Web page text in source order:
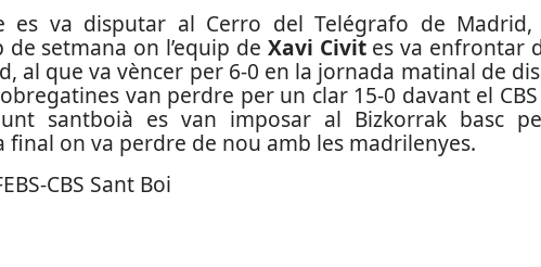
es va disputar al Cerro del Telégrafo de Madrid,
setmana on l’equip de Xavi Civites va enfrontar
al que va vèncer per 6-0 en la jornada matinal de
van perdre per un clar 15-0 davant el CBS
santboià es van imposar al Bizkorrak basc
final on va perdre de nou amb les madrilenyes.
CBS Sant Boi